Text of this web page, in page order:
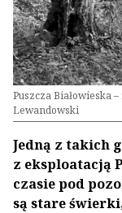
Puszcza Białowieska
Lewandowski
Jedną z takich
z eksploatacją
czasie pod
są stare